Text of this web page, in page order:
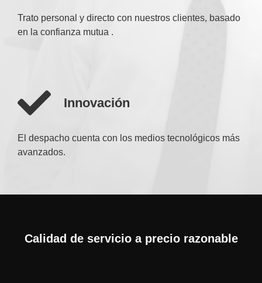
Trato personal y directo con nuestros clientes, basado
en la confianza mutua .
Innovación
El despacho cuenta con los medios tecnológicos más
avanzados.
Calidad de servicio a precio razonable